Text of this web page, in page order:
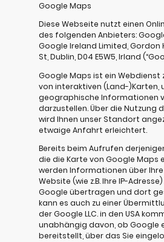
Google Maps
Diese Webseite nutzt einen
des folgenden Anbieters:
Google Ireland Limited, Gordon
St, Dublin, D04 E5W5, Irland
Google Maps ist ein Webdienst
von interaktiven (Land-)Karten,
geographische Informationen
darzustellen. Über die Nutzung
wird Ihnen unser Standort
etwaige Anfahrt erleichtert.
Bereits beim Aufrufen
die die Karte von Google Maps
werden Informationen über
Website (wie z.B. Ihre IP-
Google übertragen und dort
kann es auch zu einer
der Google LLC. in den USA
unabhängig davon, ob Google
bereitstellt, über das Sie